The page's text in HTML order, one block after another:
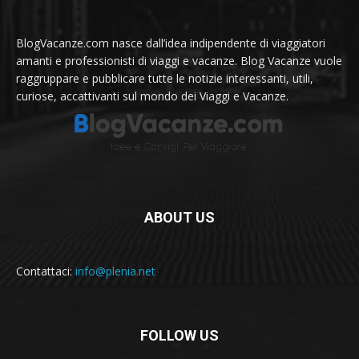
BlogVacanze.com nasce dall’idea indipendente di viaggiatori
amanti e professionisti di viaggi e vacanze. Blog Vacanze vuole
raggruppare e pubblicare tutte le notizie interessanti, utili,
curiose, accattivanti sul mondo dei Viaggi e Vacanze.
ABOUT US
Contattaci: info@plenia.net
FOLLOW US